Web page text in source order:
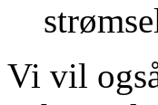
Vi vil